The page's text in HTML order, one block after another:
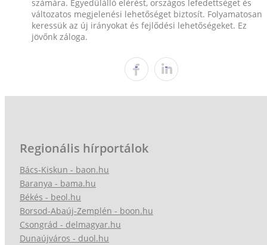
számára. Egyedülálló elérést, országos lefedettséget és
változatos megjelenési lehetőséget biztosít. Folyamatosan
keressük az új irányokat és fejlődési lehetőségeket. Ez
jövőnk záloga.
Regionális hírportálok
Bács-Kiskun - baon.hu
Baranya - bama.hu
Békés - beol.hu
Borsod-Abaúj-Zemplén - boon.hu
Csongrád - delmagyar.hu
Dunaújváros - duol.hu